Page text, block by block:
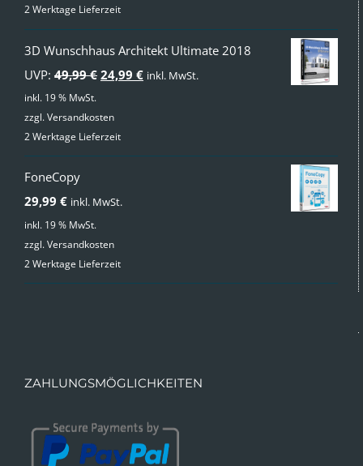
2 Werktage Lieferzeit
3D Wunschhaus Architekt Ultimate 2018
UVP: 49,99€ Ursprünglicher
war:
24,99 €Aktueller
inkl. MwSt.
inkl. 19 % MwSt.
zzgl.Versandkosten
2 Werktage Lieferzeit
FoneCopy
29,99 € inkl. MwSt.
inkl. 19 % MwSt.
zzgl.Versandkosten
2 Werktage Lieferzeit
ZAHLUNGSMÖGLICHKEITEN